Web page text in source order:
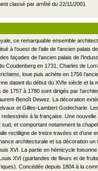
classé par arrêté du 22/11/2001
ce remarquable ensemble
à l’ouest de l’aile de l’ancien palais
façades de l’ancien palais de
Coudenberg en 1731, Charles de
loue puis achète en 1756
datant du début du XVIe siècle et la
1757 à 1780 sont dirigés par
Benoît Dewez. La décoration
et Gilles-Lambert Godecharle.
à la française. Une nouvelle
sud, et comportant notamment la
rectiligne de treize travées et d’une
architecturale et sa décoration un
XVI. La partie en hémicycle foisonne
XVI (guirlandes de fleurs et de
Concédée depuis 1804 à la